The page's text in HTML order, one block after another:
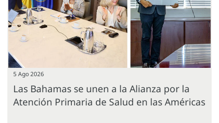
5 Ago 2026
Las Bahamas se unen a la Alianza por la
Atención Primaria de Salud en las Américas